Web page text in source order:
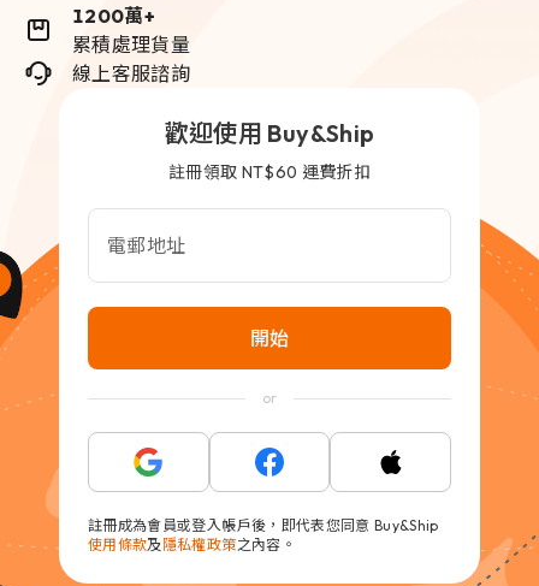
1200萬+
累積處理貨量
線上客服諮詢
歡迎使用 Buy&Ship
註冊領取 NT$60 運費折扣
電郵地址
開始
or
註冊成為會員或登入帳戶後，即代表您同意 Buy&Ship
使用條款及隱私權政策之內容。